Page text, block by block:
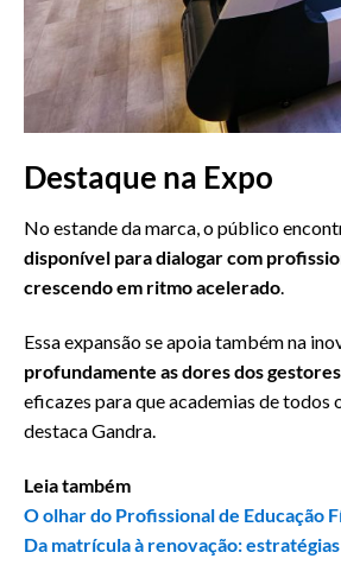
Destaque na Expo
No estande da marca, o público
disponível para dialogar com
crescendo em ritmo acelerado.
Essa expansão se apoia também na
profundamente as dores dos
eficazes para que academias de todos
destaca Gandra.
Leia também
O olhar do Profissional de Educação
Da matrícula à renovação: